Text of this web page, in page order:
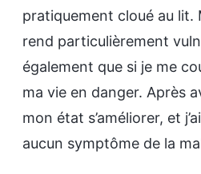
pratiquement cloué au lit.
rend particulièrement
également que si je me
ma vie en danger. Après
mon état s’améliorer, et
aucun symptôme de la